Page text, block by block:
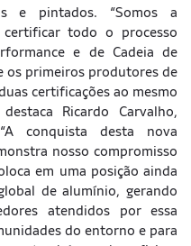
e pintados. “Somos a
todo o processo
e de Cadeia de
os primeiros produtores de
certificações ao mesmo
Ricardo Carvalho,
conquista desta nova
nosso compromisso
em uma posição ainda
de alumínio, gerando
atendidos por essa
do entorno e para